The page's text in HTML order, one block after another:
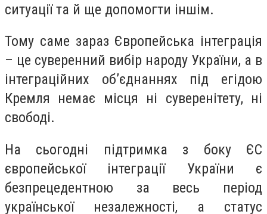
ситуації та й ще допомогти іншім.
Тому саме зараз Європейська інтеграція
– це суверенний вибір народу України, а в
інтеграційних об’єднаннях під егідою
Кремля немає місця ні суверенітету, ні
свободі.
На сьогодні підтримка з боку ЄС
європейської інтеграції України є
безпрецедентною за весь період
української незалежності, а статус